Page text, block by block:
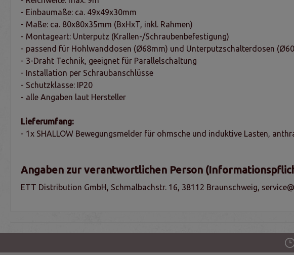
- Einbaumaße: ca. 49x49x30mm
- Maße: ca. 80x80x35mm (BxHxT, inkl. Rahmen)
- Montageart: Unterputz (Krallen-/Schraubenbefestigung)
- passend für Hohlwanddosen (Ø68mm) und Unterputzschalterdosen
- 3-Draht Technik, geeignet für Parallelschaltung
- Installation per Schraubanschlüsse
- Schutzklasse: IP20
- alle Angaben laut Hersteller
Lieferumfang:
- 1x SHALLOW Bewegungsmelder für ohmsche und induktive Lasten,
Angaben zur verantwortlichen Person
ETT Distribution GmbH, Schmalbachstr. 16, 38112 Braunschweig,